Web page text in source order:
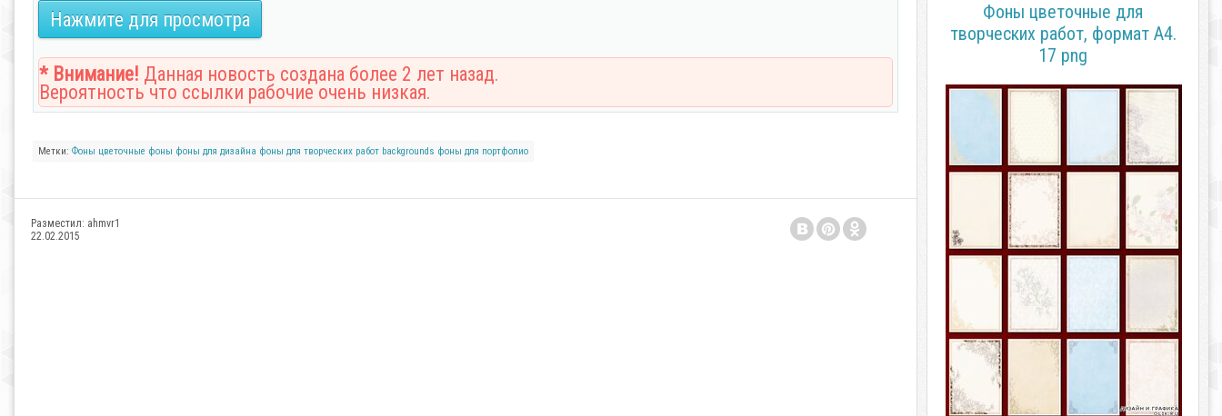
Нажмите для просмотра
* Внимание! Данная новость создана более 2 лет назад.
Вероятность что ссылки рабочие очень низкая.
Метки: Фоны цветочные фоны фоны для дизайна фоны для творческих работ backgrounds фоны для портфолио
Разместил: ahmvr1
22.02.2015
Фоны цветочные для
творческих работ, формат А4.
17 png